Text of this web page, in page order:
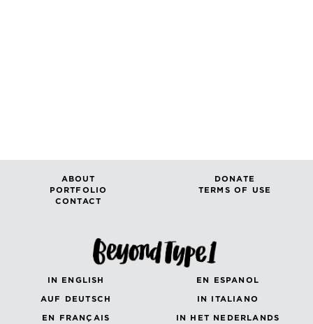
ABOUT
DONATE
PORTFOLIO
TERMS OF USE
CONTACT
IN ENGLISH
EN ESPANOL
AUF DEUTSCH
IN ITALIANO
EN FRANÇAIS
IN HET NEDERLANDS